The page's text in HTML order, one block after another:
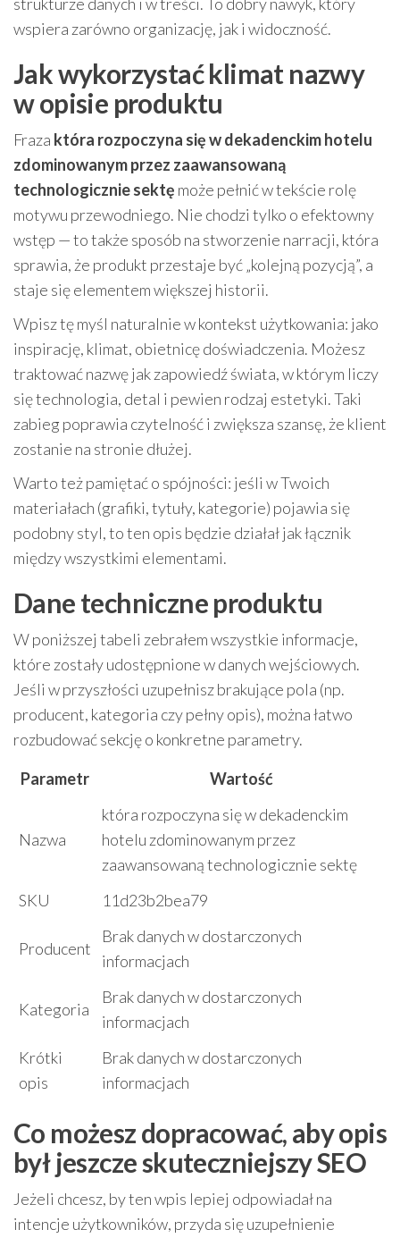
wspiera zarówno organizację, jak i widoczność.
Jak wykorzystać klimat nazwy
w opisie produktu
Fraza która rozpoczyna się w dekadenckim hotelu
zdominowanym przez zaawansowaną
technologicznie sektę może pełnić w tekście rolę
motywu przewodniego. Nie chodzi tylko o efektowny
wstęp — to także sposób na stworzenie narracji, która
sprawia, że produkt przestaje być „kolejną pozycją”, a
staje się elementem większej historii.
Wpisz tę myśl naturalnie w kontekst użytkowania: jako
inspirację, klimat, obietnicę doświadczenia. Możesz
traktować nazwę jak zapowiedź świata, w którym liczy
się technologia, detal i pewien rodzaj estetyki. Taki
zabieg poprawia czytelność i zwiększa szansę, że klient
zostanie na stronie dłużej.
Warto też pamiętać o spójności: jeśli w Twoich
materiałach (grafiki, tytuły, kategorie) pojawia się
podobny styl, to ten opis będzie działał jak łącznik
między wszystkimi elementami.
Dane techniczne produktu
W poniższej tabeli zebrałem wszystkie informacje,
które zostały udostępnione w danych wejściowych.
Jeśli w przyszłości uzupełnisz brakujące pola (np.
producent, kategoria czy pełny opis), można łatwo
rozbudować sekcję o konkretne parametry.
Parametr
Wartość
Nazwa
która rozpoczyna się w dekadenckim
hotelu zdominowanym przez
zaawansowaną technologicznie sektę
SKU
11d23b2bea79
Producent
Brak danych w dostarczonych
informacjach
Kategoria
Brak danych w dostarczonych
informacjach
Krótki
opis
Brak danych w dostarczonych
informacjach
Co możesz dopracować, aby opis
był jeszcze skuteczniejszy SEO
Jeżeli chcesz, by ten wpis lepiej odpowiadał na
intencje użytkowników, przyda się uzupełnienie